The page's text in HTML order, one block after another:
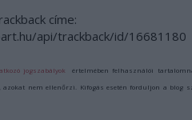
címe:
api/trackback/id/16681180
jogszabályok értelmében felhasználói
azokat nem ellenőrzi. Kifogás esetén forduljon a blog